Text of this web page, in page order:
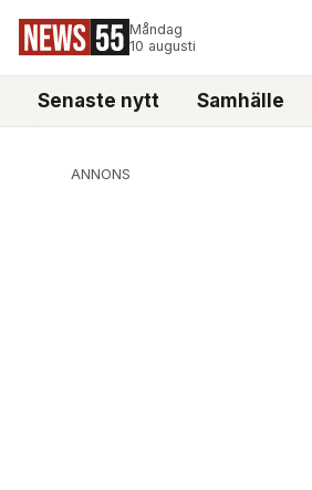
Måndag
10 augusti
Senaste nytt Samhälle
ANNONS